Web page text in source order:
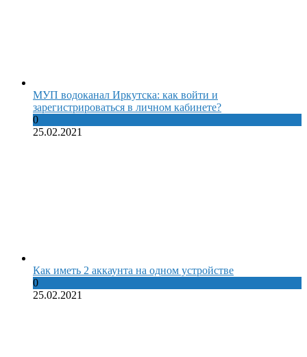
МУП водоканал Иркутска: как войти и
зарегистрироваться в личном кабинете?
0
25.02.2021
Как иметь 2 аккаунта на одном устройстве
0
25.02.2021